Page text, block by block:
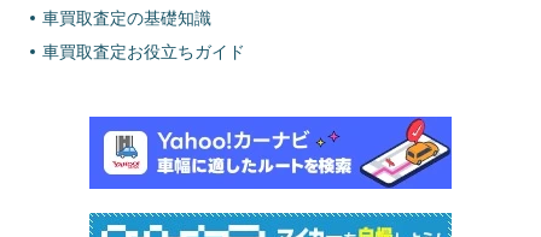
車買取査定の基礎知識
車買取査定お役立ちガイド